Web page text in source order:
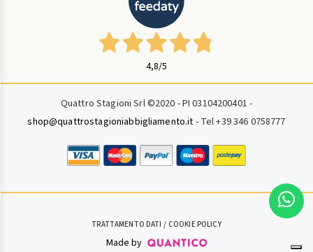
4,8/5
Quattro Stagioni Srl ©2020 - PI 03104200401 -
shop@quattrostagioniabbigliamento.it - Tel +39 346 0758777
TRATTAMENTO DATI COOKIE POLICY
Made by